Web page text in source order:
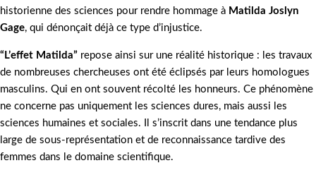
historienne des sciences pour rendre hommage à Matilda Joslyn
Gage, qui dénonçait déjà ce type d’injustice.
“L’effet Matilda” repose ainsi sur une réalité historique : les travaux
de nombreuses chercheuses ont été éclipsés par leurs homologues
masculins. Qui en ont souvent récolté les honneurs. Ce phénomène
ne concerne pas uniquement les sciences dures, mais aussi les
sciences humaines et sociales. Il s’inscrit dans une tendance plus
large de sous-représentation et de reconnaissance tardive des
femmes dans le domaine scientifique.